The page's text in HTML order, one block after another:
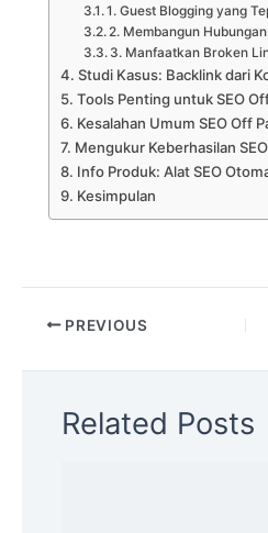
1. Guest Blogging yang
2. Membangun
3. Manfaatkan Broken
Studi Kasus: Backlink dari
Tools Penting untuk SEO
Kesalahan Umum SEO Off
Mengukur Keberhasilan
Info Produk: Alat SEO
Kesimpulan
PREVIOUS
Related Posts